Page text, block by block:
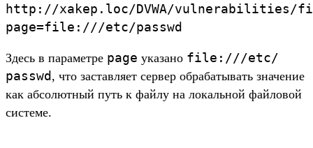
http://xakep. loc/DVWA/vulnerabilities/
page=file:///etc/passwd
Здесь в парамет­ре page ука­зано file:///etc/
passwd, что зас­тавля­ет сер­вер обра­баты­вать зна­чение
как абсо­лют­ный путь к фай­лу на локаль­ной фай­ловой
сис­теме.